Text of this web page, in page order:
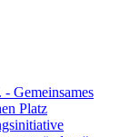
Gemeinsames
Platz